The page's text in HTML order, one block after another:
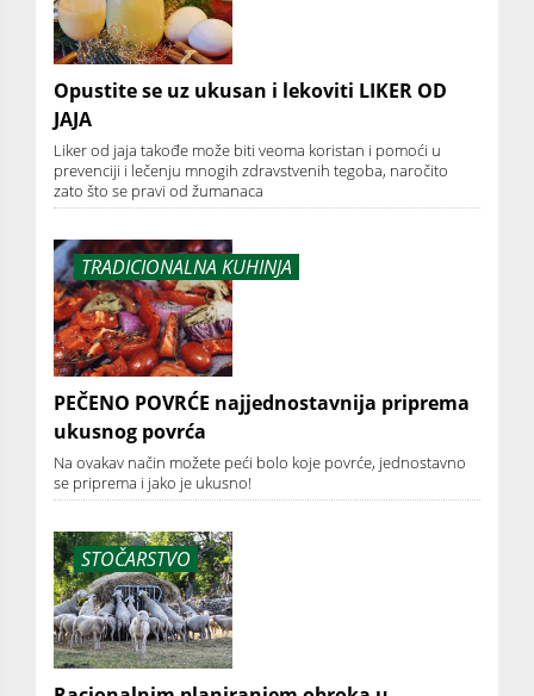
Opustite se uz ukusan i lekoviti LIKER OD
JAJA
Liker od jaja takođe može biti veoma koristan i pomoći u
prevenciji i lečenju mnogih zdravstvenih tegoba, naročito
zato što se pravi od žumanaca
TRADICIONALNA KUHINJA
PEČENO POVRĆE najjednostavnija priprema
ukusnog povrća
Na ovakav način možete peći bolo koje povrće, jednostavno
se priprema i jako je ukusno!
STOČARSTVO